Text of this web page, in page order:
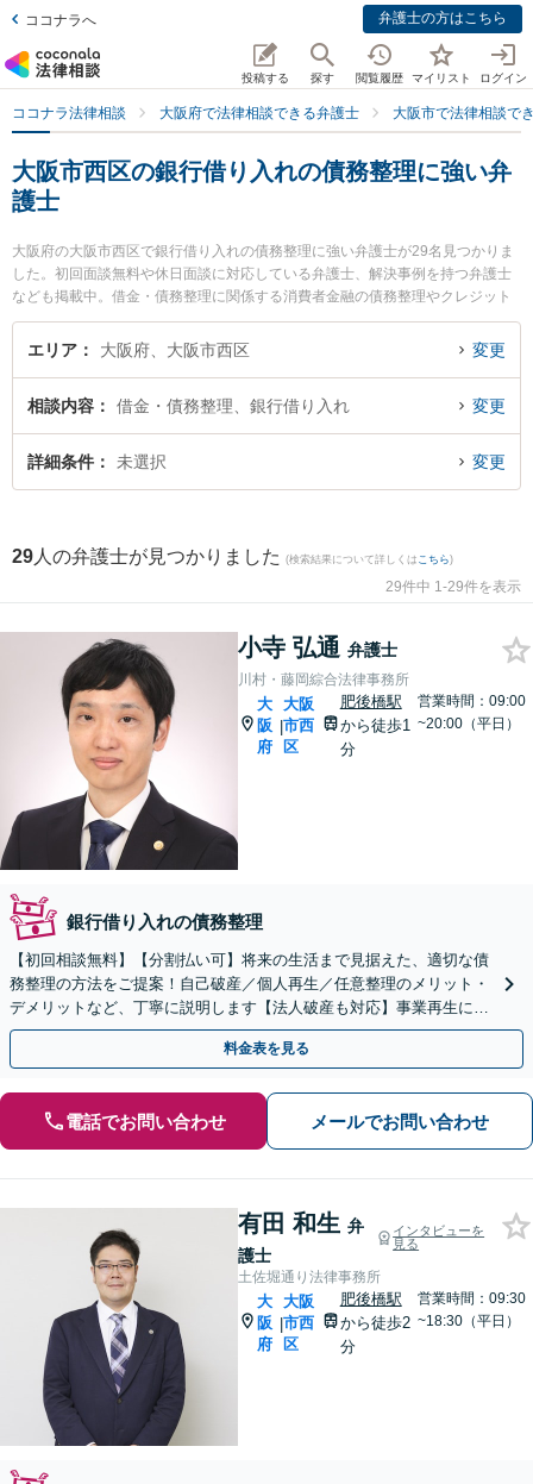
ココナラへ 弁護士の方はこちら
投稿する 探す 閲覧履歴 マイリスト ログイン
ココナラ法律相談 大阪府で法律相談できる弁護士 大阪市で法律相談で
大阪市西区の銀行借り入れの債務整理に強い弁
護士
大阪府の大阪市西区で銀行借り入れの債務整理に強い弁護士が29名見つかりま
した。初回面談無料や休日面談に対応している弁護士、解決事例を持つ弁護士
なども掲載中。借金・債務整理に関係する消費者金融の債務整理やクレジット
会社の債務整理、リボ払いの債務整理等の細かな分野での絞り込み検索もでき
便利です。特に川村・藤岡綜合法律事務所の小寺 弘通弁護士や土佐堀通り法律
夜間に発生した銀行借り入れの債務整理のトラブルを今すぐに弁護士に相談し
たい』『銀行借り入れの債務整理のトラブル解決の実績豊富な近くの弁護士を
検索したい』『初回相談無料で銀行借り入れの債務整理を法律相談できる大阪
エリア 大阪府、大阪市西区 変更
相談内容 借金・債務整理、銀行借り入れ 変更
詳細条件 未選択 変更
29 人の弁護士が見つかりました (検索結果について詳しくは こちら)
29件中 1-29件を表示
小寺 弘通 弁護士
川村・藤岡綜合法律事務所
大
阪
府
|
大阪
市西
区
肥後橋駅
から徒歩1
分
営業時間：09:00
~20:00（平日）
銀行借り入れの債務整理
【初回相談無料】【分割払い可】将来の生活まで見据えた、適切な債
務整理の方法をご提案！自己破産／個人再生／任意整理のメリット・
デメリットなど、丁寧に説明します【法人破産も対応】事業再生に向
けた経営面のアドバイスも可【メール相談後スピード対応】
料金表を見る
電話でお問い合わせ メールでお問い合わせ
有田 和生 弁
護士
インタビューを
見る
土佐堀通り法律事務所
大
阪
府
|
大阪
市西
区
肥後橋駅
から徒歩2
分
営業時間：09:30
~18:30（平日）